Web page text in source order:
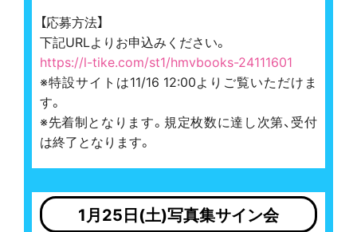
【応募方法】
下記URLよりお申込みください。
https://l-tike.com/st1/hmvbooks-24111601
※特設サイトは11/16 12:00よりご覧いただけま
す。
※先着制となります。規定枚数に達し次第、受付
は終了となります。
1月25日(土)写真集サイン会